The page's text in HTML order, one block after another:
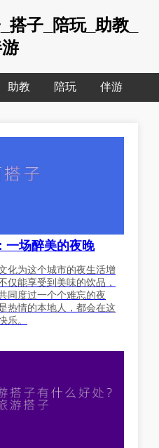
子_陪玩_助教_
助教 陪玩 伴游
一场醉美的夜晚
化为这个城市的夜生活增
仅能享受到美味的饮品，
同度过一个个难忘的夜
热情的本地人，都会在这
乐。